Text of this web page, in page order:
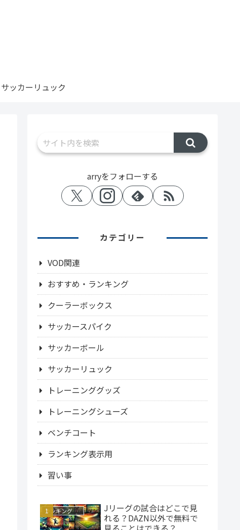
サッカーリュック
arryをフォローする
カテゴリー
VOD関連
おすすめ・ランキング
クーラーボックス
サッカースパイク
サッカーボール
サッカーリュック
トレーニンググッズ
トレーニングシューズ
ベンチコート
ランキング表示用
習い事
ランキング表示用
Jリーグの試合はどこで見
れる？DAZN以外で無料で